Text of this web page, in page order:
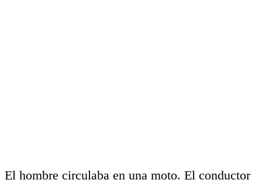
El hombre circulaba en una moto. El conductor